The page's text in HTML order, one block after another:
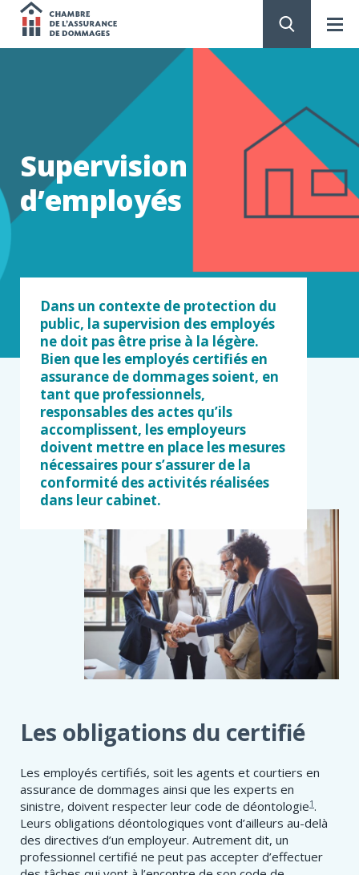
Chambre
l'assurance
de
dommages
Supervision
d’employés
Dans un contexte de protection du
public, la supervision des employés
ne doit pas être prise à la légère.
Bien que les employés certifiés en
assurance de dommages soient, en
tant que professionnels,
responsables des actes qu’ils
accomplissent, les employeurs
doivent mettre en place les mesures
nécessaires pour s’assurer de la
conformité des activités réalisées
dans leur cabinet.
Les obligations du certifié
Les employés certifiés, soit les agents et courtiers en
assurance de dommages ainsi que les experts en
sinistre, doivent respecter leur code de déontologie1.
Leurs obligations déontologiques vont d’ailleurs au-delà
des directives d’un employeur. Autrement dit, un
professionnel certifié ne peut pas accepter d’effectuer